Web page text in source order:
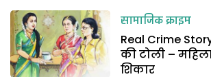
सामाजिक क्राइम
Real Crime
की टोली –
शिकार